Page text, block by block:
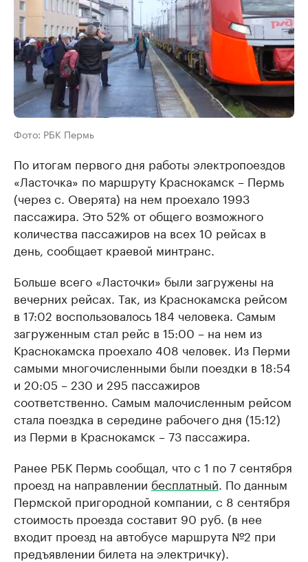
Фото: РБК Пермь
По итогам первого дня работы электропоездов
«Ласточка» по маршруту Краснокамск – Пермь
(через с. Оверята) на нем проехало 1993
пассажира. Это 52% от общего возможного
количества пассажиров на всех 10 рейсах в
день, сообщает краевой минтранс.
Больше всего «Ласточки» были загружены на
вечерних рейсах. Так, из Краснокамска рейсом
в 17:02 воспользовалось 184 человека. Самым
загруженным стал рейс в 15:00 – на нем из
Краснокамска проехало 408 человек. Из Перми
самыми многочисленными были поездки в 18:54
и 20:05 – 230 и 295 пассажиров
соответственно. Самым малочисленным рейсом
стала поездка в середине рабочего дня (15:12)
из Перми в Краснокамск – 73 пассажира.
Ранее РБК Пермь сообщал, что с 1 по 7 сентября
проезд на направлении бесплатный . По данным
Пермской пригородной компании, с 8 сентября
стоимость проезда составит 90 руб. (в нее
входит проезд на автобусе маршрута №2 при
предъявлении билета на электричку).